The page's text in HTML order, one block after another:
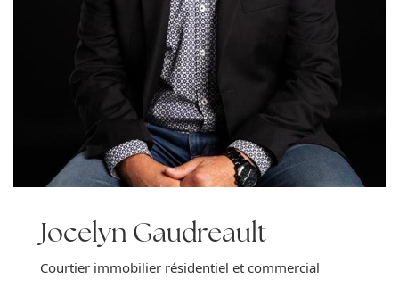
Jocelyn Gaudreault
Courtier immobilier résidentiel et commercial